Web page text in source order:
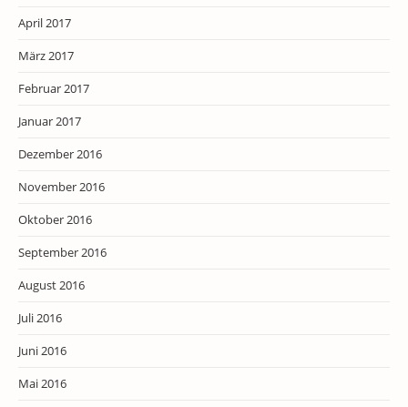
April 2017
März 2017
Februar 2017
Januar 2017
Dezember 2016
November 2016
Oktober 2016
September 2016
August 2016
Juli 2016
Juni 2016
Mai 2016